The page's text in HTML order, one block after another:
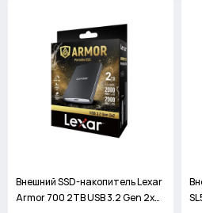
Внешний SSD-накопитель Lexar
Armor 700 2TB USB 3.2 Gen 2x2